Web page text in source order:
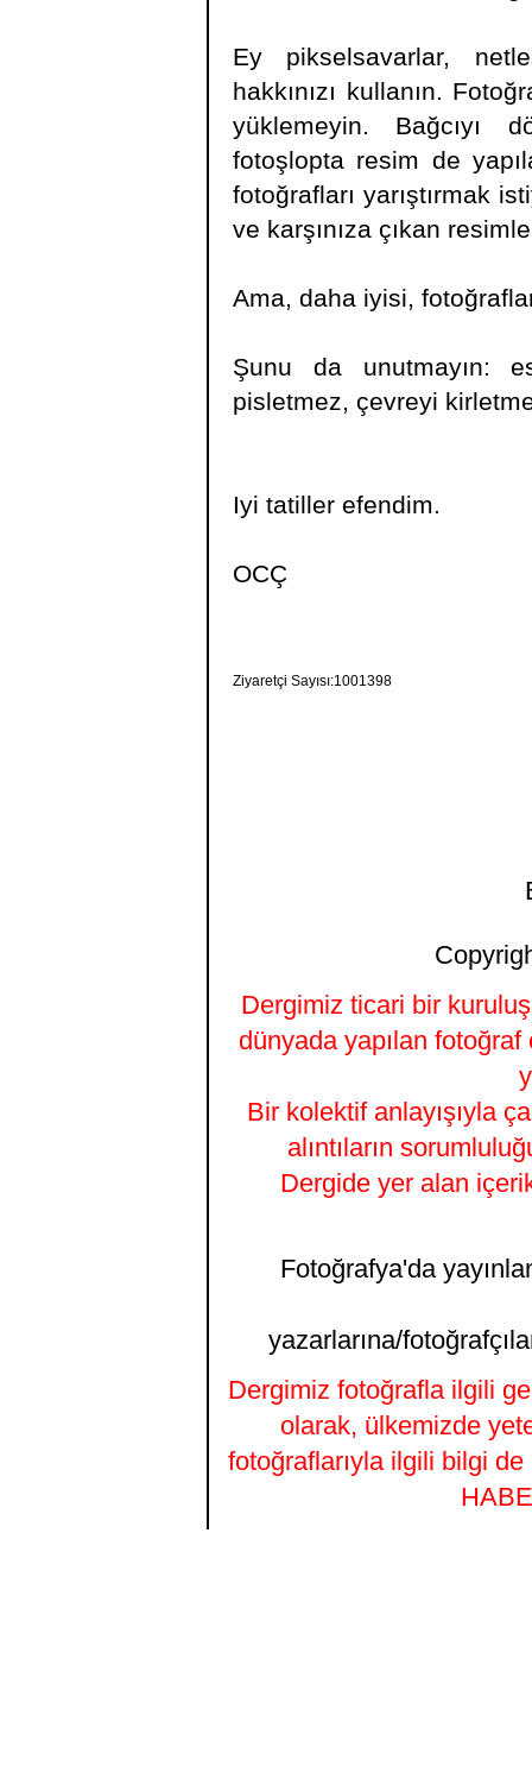
Ey pikselsavarlar,
hakkınızı kullanın.
yüklemeyin. Bağcıyı
fotoşlopta resim de
fotoğrafları yarıştırmak
ve karşınıza çıkan
Ama, daha iyisi,
Şunu da unutmayın:
pisletmez, çevreyi
Iyi tatiller efendim.
OCÇ
Ziyaretçi Sayısı:1001398
Dergimiz ticari bir kuruluş
dünyada yapılan fotoğraf
Bir kolektif anlayışıyla
alıntıların
Dergide yer alan
Fotoğrafya'da
yazarlarına/
Dergimiz fotoğrafla ilgili
olarak, ülkemizde
fotoğraflarıyla ilgili bilgi